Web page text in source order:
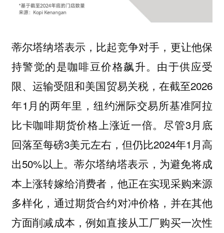
蒂尔塔纳塔表示，比起竞争对手，更让他保
持警觉的是咖啡豆价格飙升。由于供应受
限、运输受阻和美国贸易关税，在截至2026
年1月的两年里，纽约洲际交易所基准阿拉
比卡咖啡期货价格上涨近一倍。尽管3月底
回落至每磅3美元左右，但仍比2024年1月高
出50%以上。蒂尔塔纳塔表示，为避免将成
本上涨转嫁给消费者，他正在实现采购来源
多样化，通过期货合约对冲价格，并在其他
方面削减成本，例如直接从工厂购买一次性